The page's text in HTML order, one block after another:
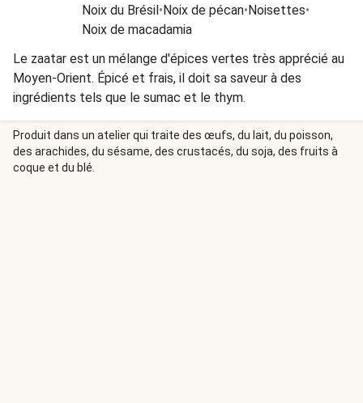
Noix du Brésil•Noix de pécan•Noisettes•
Noix de macadamia
Le zaatar est un mélange d'épices vertes très apprécié au
Moyen-Orient. Épicé et frais, il doit sa saveur à des
ingrédients tels que le sumac et le thym.
Produit dans un atelier qui traite des œufs, du lait, du poisson,
des arachides, du sésame, des crustacés, du soja, des fruits à
coque et du blé.